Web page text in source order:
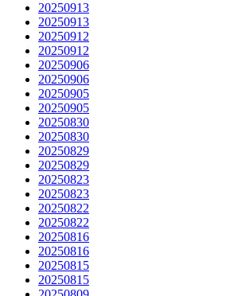
20250913
20250913
20250912
20250912
20250906
20250906
20250905
20250905
20250830
20250830
20250829
20250829
20250823
20250823
20250822
20250822
20250816
20250816
20250815
20250815